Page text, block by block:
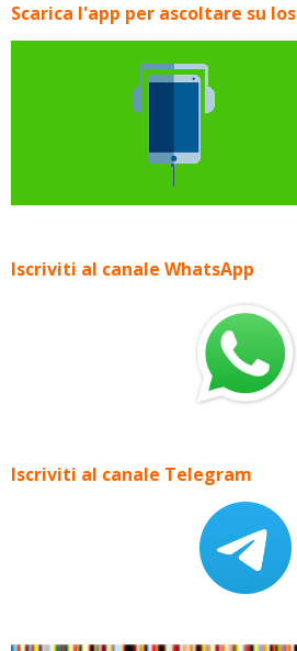
Scarica l'app per ascoltare su Ios
Iscriviti al canale WhatsApp
Iscriviti al canale Telegram